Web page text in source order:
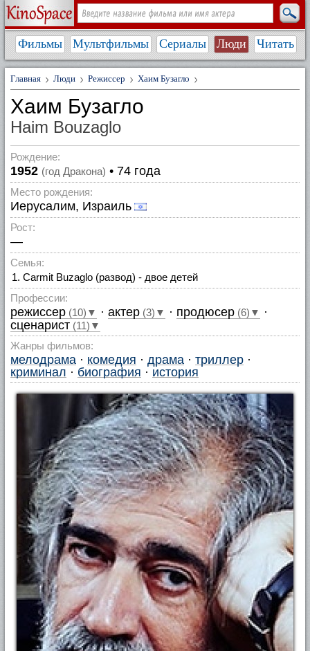
Фильмы Мультфильмы Сериалы Люди Читать
Главная Люди Режиссер Хаим Бузагло
Хаим Бузагло
Haim Bouzaglo
Рождение:
1952 (год Дракона) • 74 года
Место рождения:
Иерусалим, Израиль
Рост:
—
Семья:
Carmit Buzaglo (развод) - двое детей
Профессии:
режиссер (10)▼ · актер (3)▼ · продюсер (6)▼ ·
сценарист (11)▼
Жанры фильмов:
мелодрама · комедия · драма · триллер ·
криминал · биография · история